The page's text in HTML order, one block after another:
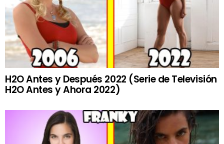
H2O Antes y Después 2022 (Serie de Televisión
H2O Antes y Ahora 2022)